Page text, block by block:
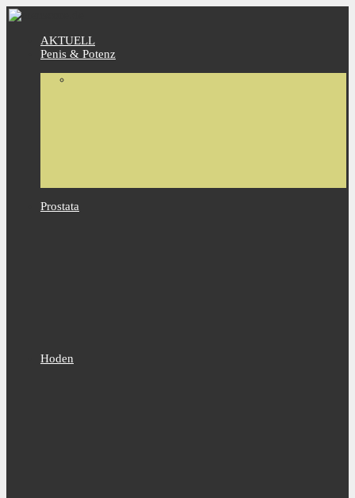
AKTUELL
Penis & Potenz
Prostata
Hoden